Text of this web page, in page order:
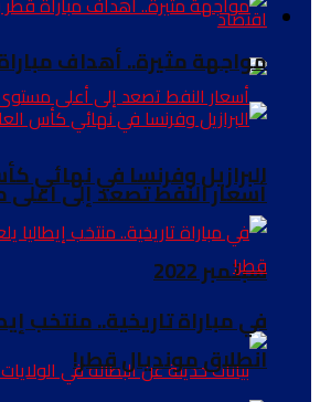
اقتصاد
سبتمبر 2022
مواجهة مثيرة.. أهداف
البرازيل وفرنسا في نهائي كأس
في مباراة تاريخية.. منتخب
انطلاق مونديال قطر!